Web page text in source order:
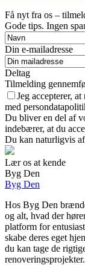
Få nyt fra os –
Gode tips. Ingen
Din e-mailadresse
Deltag
Tilmelding
Jeg accepterer,
med
Du bliver en del af
indebærer, at du
Du kan naturligvis
Lær os at kende
Byg Den
Byg Den
Hos Byg Den
og alt, hvad der
platform for
skabe deres eget
du kan tage de
renoveringsprojekter.